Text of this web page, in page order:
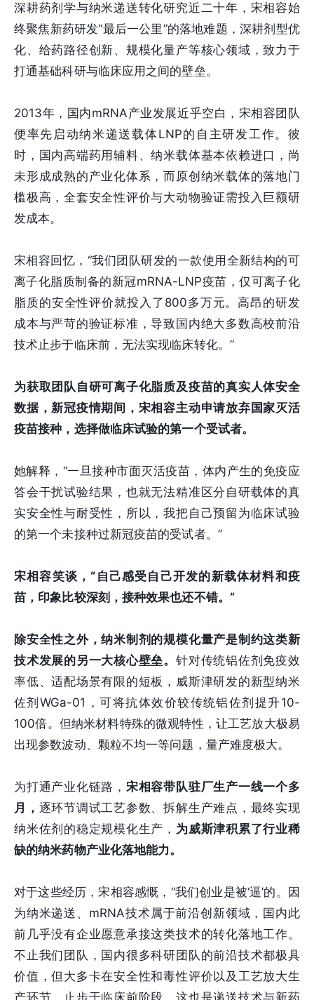
深耕药剂学与纳米递送转化研究近二十年，宋相容始
终聚焦新药研发“最后一公里”的落地难题，深耕剂型优
化、给药路径创新、规模化量产等核心领域，致力于
打通基础科研与临床应用之间的壁垒。
2013年，国内mRNA产业发展近乎空白，宋相容团队
便率先启动纳米递送载体LNP的自主研发工作。彼
时，国内高端药用辅料、纳米载体基本依赖进口，尚
未形成成熟的产业化体系，而原创纳米载体的落地门
槛极高，全套安全性评价与大动物验证需投入巨额研
发成本。
宋相容回忆，“我们团队研发的一款使用全新结构的可
离子化脂质制备的新冠mRNA-LNP疫苗，仅可离子化
脂质的安全性评价就投入了800多万元。高昂的研发
成本与严苛的验证标准，导致国内绝大多数高校前沿
技术止步于临床前，无法实现临床转化。”
为获取团队自研可离子化脂质及疫苗的真实人体安全
数据，新冠疫情期间，宋相容主动申请放弃国家灭活
疫苗接种，选择做临床试验的第一个受试者。
她解释，“一旦接种市面灭活疫苗，体内产生的免疫应
答会干扰试验结果，也就无法精准区分自研载体的真
实安全性与耐受性，所以，我把自己预留为临床试验
的第一个未接种过新冠疫苗的受试者。”
宋相容笑谈，“自己感受自己开发的新载体材料和疫
苗，印象比较深刻，接种效果也还不错。”
除安全性之外，纳米制剂的规模化量产是制约这类新
技术发展的另一大核心壁垒。 针对传统铝佐剂免疫效
率低、适配场景有限的短板，威斯津研发的新型纳米
佐剂WGa-01，可将抗体效价较传统铝佐剂提升10-
100倍。但纳米材料特殊的微观特性，让工艺放大极易
出现参数波动、颗粒不均一等问题，量产难度极大。
为打通产业化链路， 宋相容带队驻厂生产一线一个多
月， 逐环节调试工艺参数、拆解生产难点，最终实现
纳米佐剂的稳定规模化生产， 为威斯津积累了行业稀
缺的纳米药物产业化落地能力。
对于这些经历，宋相容感慨，“我们创业是被‘逼’的。因
为纳米递送、mRNA技术属于前沿创新领域，国内此
前几乎没有企业愿意承接这类技术的转化落地工作。
不止我们团队，国内很多科研团队的前沿技术都极具
价值，但大多卡在安全性和毒性评价以及工艺放大生
产环节，止步于临床前阶段。这也是递送技术与新药